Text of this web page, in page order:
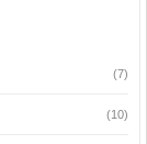
(7)
(10)